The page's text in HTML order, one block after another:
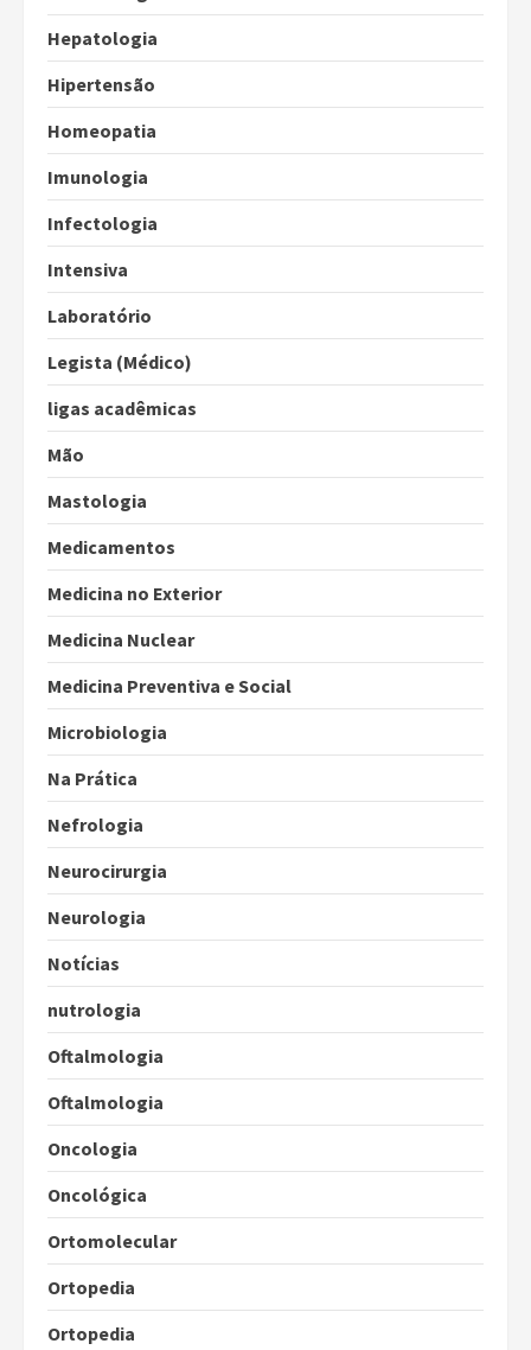
Hepatologia
Hipertensão
Homeopatia
Imunologia
Infectologia
Intensiva
Laboratório
Legista (Médico)
ligas acadêmicas
Mão
Mastologia
Medicamentos
Medicina no Exterior
Medicina Nuclear
Medicina Preventiva e Social
Microbiologia
Na Prática
Nefrologia
Neurocirurgia
Neurologia
Notícias
nutrologia
Oftalmologia
Oftalmologia
Oncologia
Oncológica
Ortomolecular
Ortopedia
Ortopedia